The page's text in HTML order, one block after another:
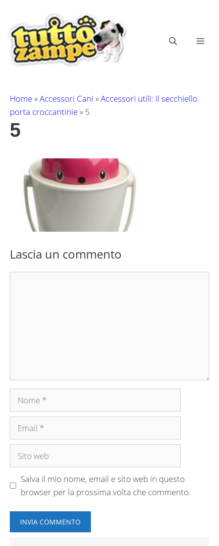
contenuto
Home»Accessori Cani »Accessori utili: il secchiello
porta croccantinie» 5
5
Lascia un commento
Nome
Email
Sito
Salva il mio nome, email e sito web in questo
browser per la prossima volta che commento.